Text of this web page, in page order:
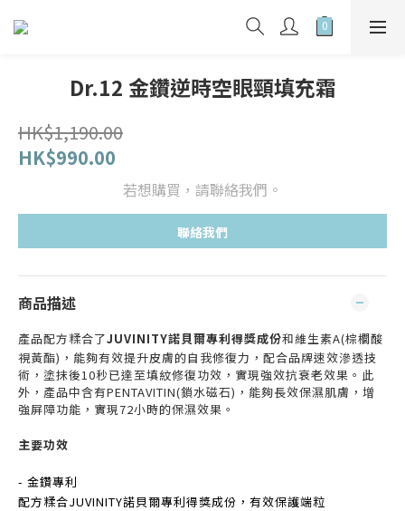
Dr.12 金鑽逆時空眼頸填充霜
HK$1,190.00
HK$990.00
若想購買，請聯絡我們。
聯絡我們
商品描述
產品配方糅合了JUVINITY諾貝爾專利得獎成份和維生素A(棕櫚酸
視黃酯)，能夠有效提升皮膚的自我修復力，配合品牌速效滲透技
術，塗抹後10秒已達至填紋修復功效，實現強效抗衰老效果。此
外，產品中含有PENTAVITIN(鎖水磁石)，能夠長效保濕肌膚，增
強屏障功能，實現72小時的保濕效果。
主要功效
- 金鑽專利
配方糅合JUVINITY諾貝爾專利得獎成份，有效保護端粒